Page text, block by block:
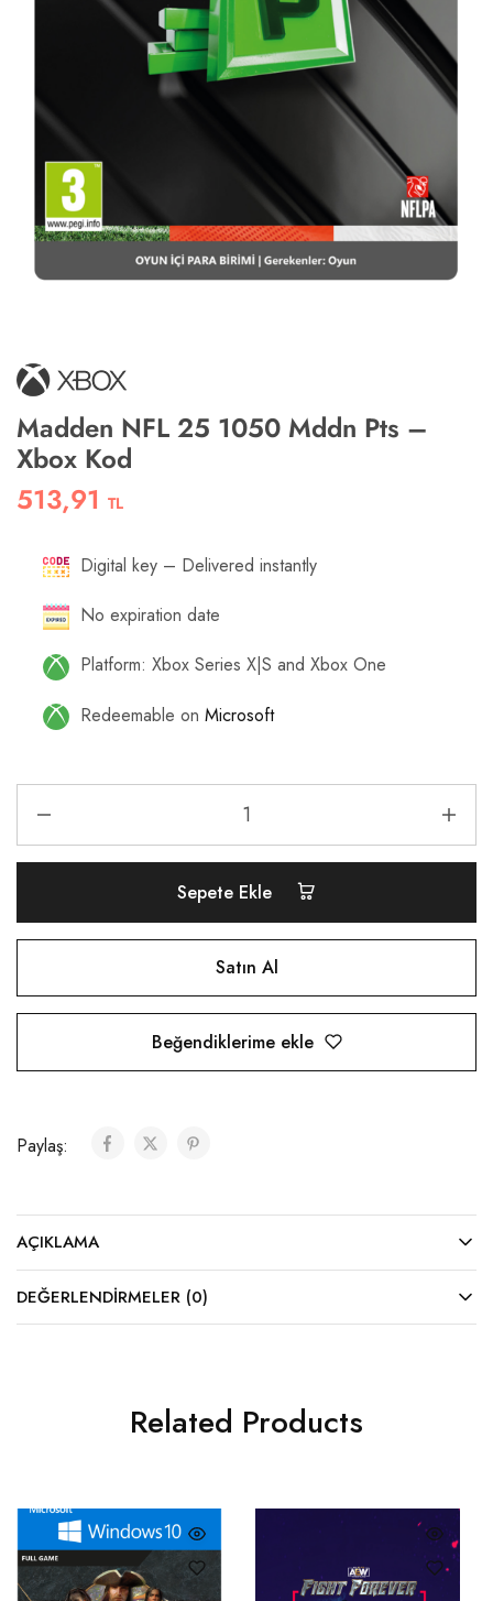
Madden NFL 25 1050 Mddn Pts –
Xbox Kod
513,91 TL
Digital key – Delivered instantly
No expiration date
Platform: Xbox Series X|S and Xbox One
Redeemable on Microsoft
Sepete Ekle
Satın Al
Beğendiklerime ekle
Paylaş:
AÇIKLAMA
DEĞERLENDIRMELER (0)
Related Products